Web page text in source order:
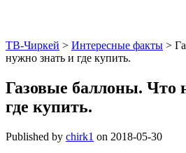
ТВ-Чиркей > Интересные факты >
нужно знать и где купить.
Газовые баллоны. Что
где купить.
Published by chirk1 on 2018-05-30